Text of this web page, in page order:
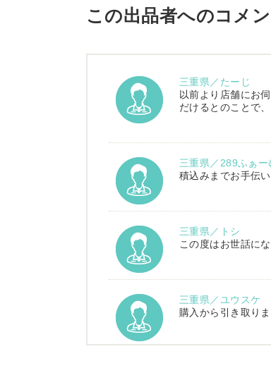
この出品者へのコメン
三重県／たーじ
以前より店舗にお
だけるとのことで
三重県／289ふぁー
積込みまでお手伝
三重県／トシ
この度はお世話に
三重県／ユウスケ
購入から引き取り